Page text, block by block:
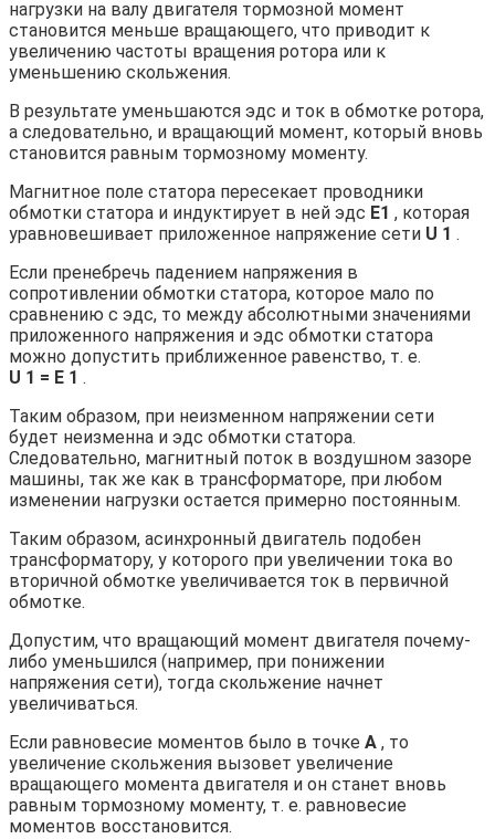
нагрузки на валу двигателя тормозной момент
становится меньше вращающего, что приводит к
увеличению частоты вращения ротора или к
уменьшению скольжения.
В результате уменьшаются эдс и ток в обмотке ротора,
а следовательно, и вращающий момент, который вновь
становится равным тормозному моменту.
Магнитное поле статора пересекает проводники
обмотки статора и индуктирует в ней эдс Е1 , которая
уравновешивает приложенное напряжение сети U 1 .
Если пренебречь падением напряжения в
сопротивлении обмотки статора, которое мало по
сравнению с эдс, то между абсолютными значениями
приложенного напряжения и эдс обмотки статора
можно допустить приближенное равенство, т. е.
U 1 = E 1 .
Таким образом, при неизменном напряжении сети
будет неизменна и эдс обмотки статора.
Следовательно, магнитный поток в воздушном зазоре
машины, так же как в трансформаторе, при любом
изменении нагрузки остается примерно постоянным.
Таким образом, асинхронный двигатель подобен
трансформатору, у которого при увеличении тока во
вторичной обмотке увеличивается ток в первичной
обмотке.
Допустим, что вращающий момент двигателя почему-
либо уменьшился (например, при понижении
напряжения сети), тогда скольжение начнет
увеличиваться.
Если равновесие моментов было в точке A , то
увеличение скольжения вызовет увеличение
вращающего момента двигателя и он станет вновь
равным тормозному моменту, т. е. равновесие
моментов восстановится.